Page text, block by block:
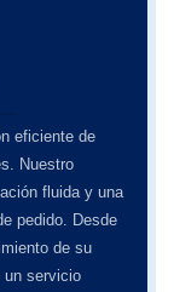
eficiente de
Nuestro
fluida y una
pedido. Desde
de su
un servicio